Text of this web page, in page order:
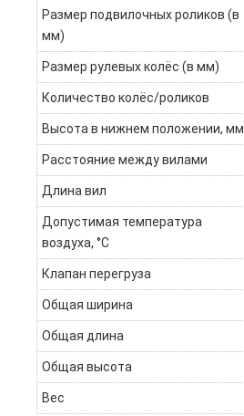
Размер подвилочных роликов (в
мм)
Размер рулевых колёс (в мм)
Количество колёс/роликов
Высота в нижнем положении, мм
Расстояние между вилами
Длина вил
Допустимая температура
воздуха, °С
Клапан перегруза
Общая ширина
Общая длина
Общая высота
Вес